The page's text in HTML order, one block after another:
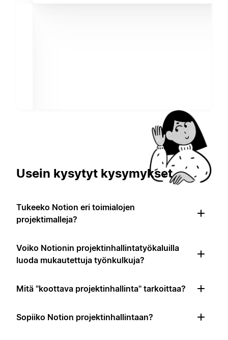
Usein kysytyt kysymykset
Tukeeko Notion eri toimialojen
projektimalleja?
Voiko Notionin projektinhallintatyökaluilla
luoda mukautettuja työnkulkuja?
Mitä "koottava projektinhallinta" tarkoittaa?
Sopiiko Notion projektinhallintaan?